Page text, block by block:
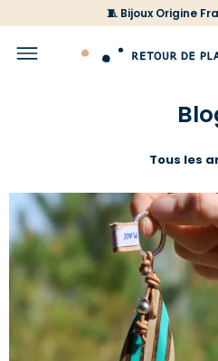
🧵 Bijoux Origine
Tous les